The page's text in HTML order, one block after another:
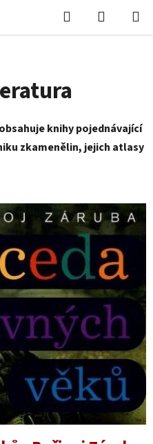
Hledat
KOŠÍK
knihy pojednávající
zkamenělin, jejich atlasy